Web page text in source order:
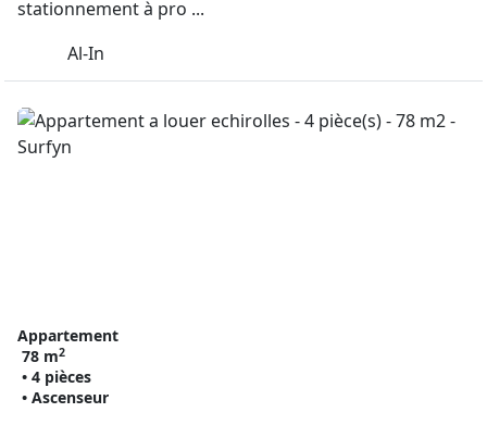
stationnement à pro ...
Al-In
Appartement
78 m2
• 4 pièces
• Ascenseur